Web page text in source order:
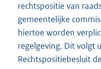
rechtspositie van
gemeentelijke
hiertoe worden
regelgeving. Dit volgt
Rechtspositiebesluit